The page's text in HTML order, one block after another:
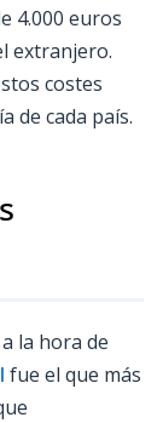
4.000 euros
extranjero.
costes
de cada país.
la hora de
fue el que más